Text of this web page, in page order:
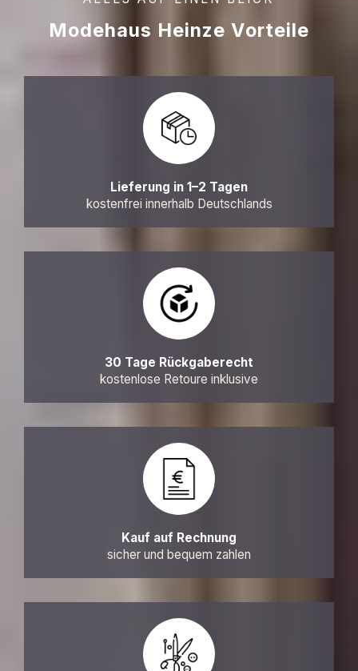
Modehaus Heinze Vorteile
Lieferung in 1–2 Tagen
kostenfrei innerhalb Deutschlands
30 Tage Rückgaberecht
kostenlose Retoure inklusive
Kauf auf Rechnung
sicher und bequem zahlen